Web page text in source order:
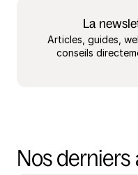
La
Articles, guides,
conseils
Nos derniers